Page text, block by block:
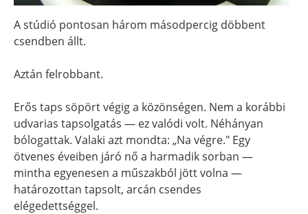
A stúdió pontosan három másodpercig döbbent
csendben állt.
Aztán felrobbant.
Erős taps söpört végig a közönségen. Nem a korábbi
udvarias tapsolgatás — ez valódi volt. Néhányan
bólogattak. Valaki azt mondta: „Na végre." Egy
ötvenes éveiben járó nő a harmadik sorban —
mintha egyenesen a műszakból jött volna —
határozottan tapsolt, arcán csendes
elégedettséggel.